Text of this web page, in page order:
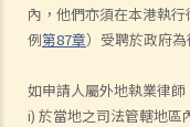
內，他們亦須在本港執
例第87章）受聘於政府為
如申請人屬外地執業律師
i) 於當地之司法管轄地區